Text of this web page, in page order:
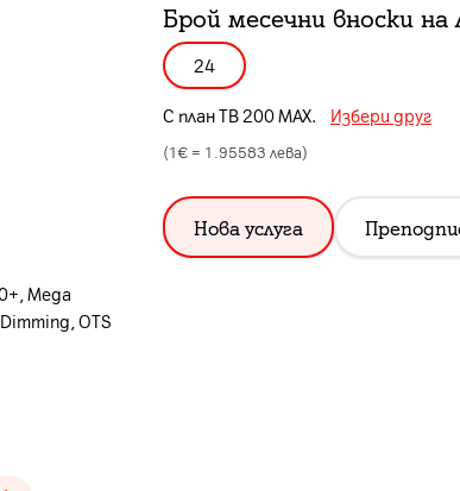
Mega
OTS
Брой месечни вноски на
24
С планТВ 200 MAX. Избери друг
(1€ = 1.95583 лева)
Нова услуга